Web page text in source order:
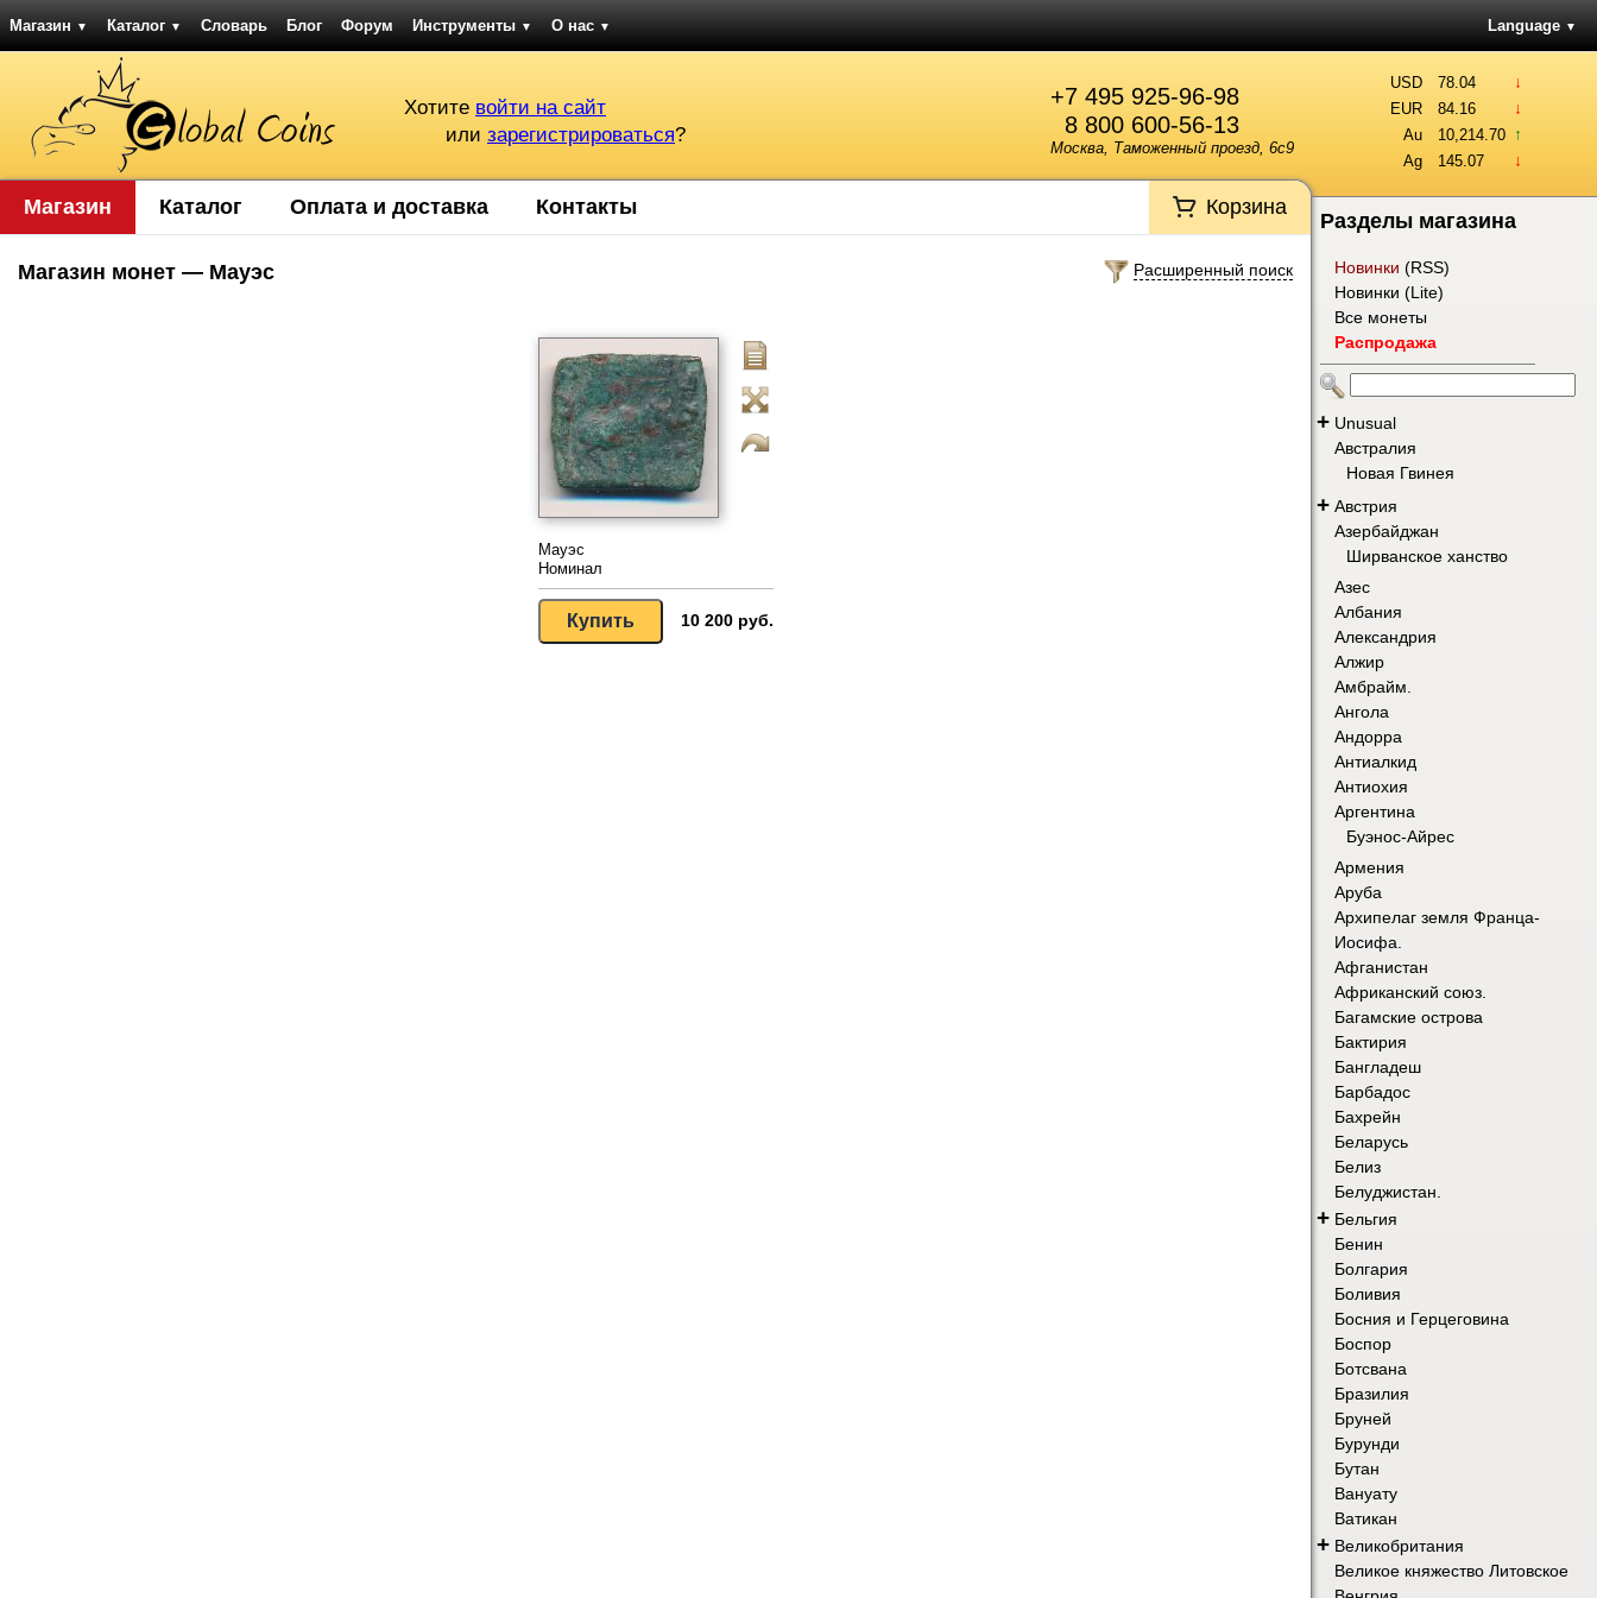
Магазин ▼ Каталог ▼ Словарь Блог Форум Инструменты ▼ О нас ▼ Language ▼
+7 495 925-96-98
8 800 600-56-13
Москва, Таможенный проезд, 6с9
Хотите войти на сайт
или зарегистрироваться?
USD 78.04 ↓
EUR 84.16 ↓
Au 10,214.70 ↑
Ag 145.07 ↓
Магазин Каталог Оплата и доставка Контакты Корзина
Расширенный поиск
Магазин монет — Мауэс
Мауэс
Номинал
10 200 руб.
Разделы магазина
Новинки (RSS)
Новинки (Lite)
Все монеты
Распродажа
+ Unusual
Австралия
Новая Гвинея
+ Австрия
Азербайджан
Ширванское ханство
Азес
Албания
Александрия
Алжир
Амбрайм.
Ангола
Андорра
Антиалкид
Антиохия
Аргентина
Буэнос-Айрес
Армения
Аруба
Архипелаг земля Франца-
Иосифа.
Афганистан
Африканский союз.
Багамские острова
Бактирия
Бангладеш
Барбадос
Бахрейн
Беларусь
Белиз
Белуджистан.
+ Бельгия
Бенин
Болгария
Боливия
Босния и Герцеговина
Боспор
Ботсвана
Бразилия
Бруней
Бурунди
Бутан
Вануату
Ватикан
+ Великобритания
Великое княжество Литовское